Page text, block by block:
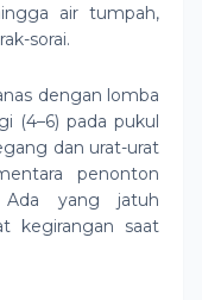
air tumpah,
sorai.
dengan lomba
(4–6) pada pukul
dan urat-urat
penonton
Ada yang jatuh
kegirangan saat